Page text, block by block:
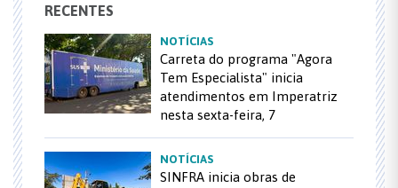
RECENTES
NOTÍCIAS
Carreta do programa "Agora
Tem Especialista" inicia
atendimentos em Imperatriz
nesta sexta-feira, 7
NOTÍCIAS
SINFRA inicia obras de